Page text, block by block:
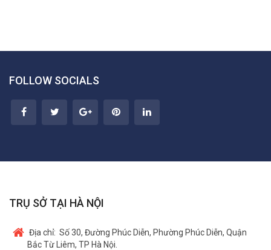
FOLLOW SOCIALS
TRỤ SỞ TẠI HÀ NỘI
Địa chỉ: Số 30, Đường Phúc Diễn, Phường Phúc Diễn, Quận
Bắc Từ Liêm, TP Hà Nội.